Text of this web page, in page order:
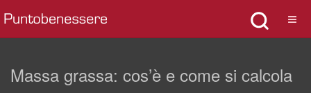
Massa grassa: cos’è e come si calcola